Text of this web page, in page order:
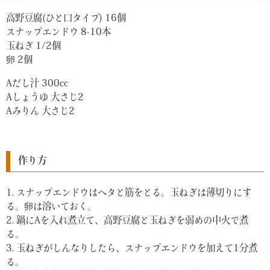
高野豆腐(ひと口タイプ) 16個
スナップエンドウ 8-10本
玉ねぎ 1/2個
卵 2個
Aだし汁 300cc
Aしょうゆ 大さじ2
Aみりん 大さじ2
作り方
1. スナップエンドウはヘタと筋をとる。玉ねぎは薄切りにす
る。卵は溶いておく。
2. 鍋にAを入れ煮立て、高野豆腐と玉ねぎを弱めの中火で煮
る。
3. 玉ねぎがしんなりしたら、スナップエンドウを加えて1分煮
る。